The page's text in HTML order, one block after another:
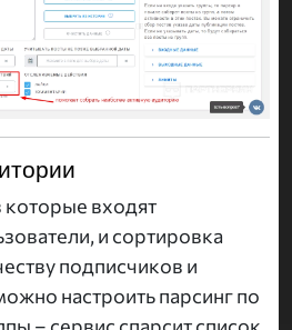
входят
и сортировка
подписчиков и
настроить парсинг по
– сервис спарсит список